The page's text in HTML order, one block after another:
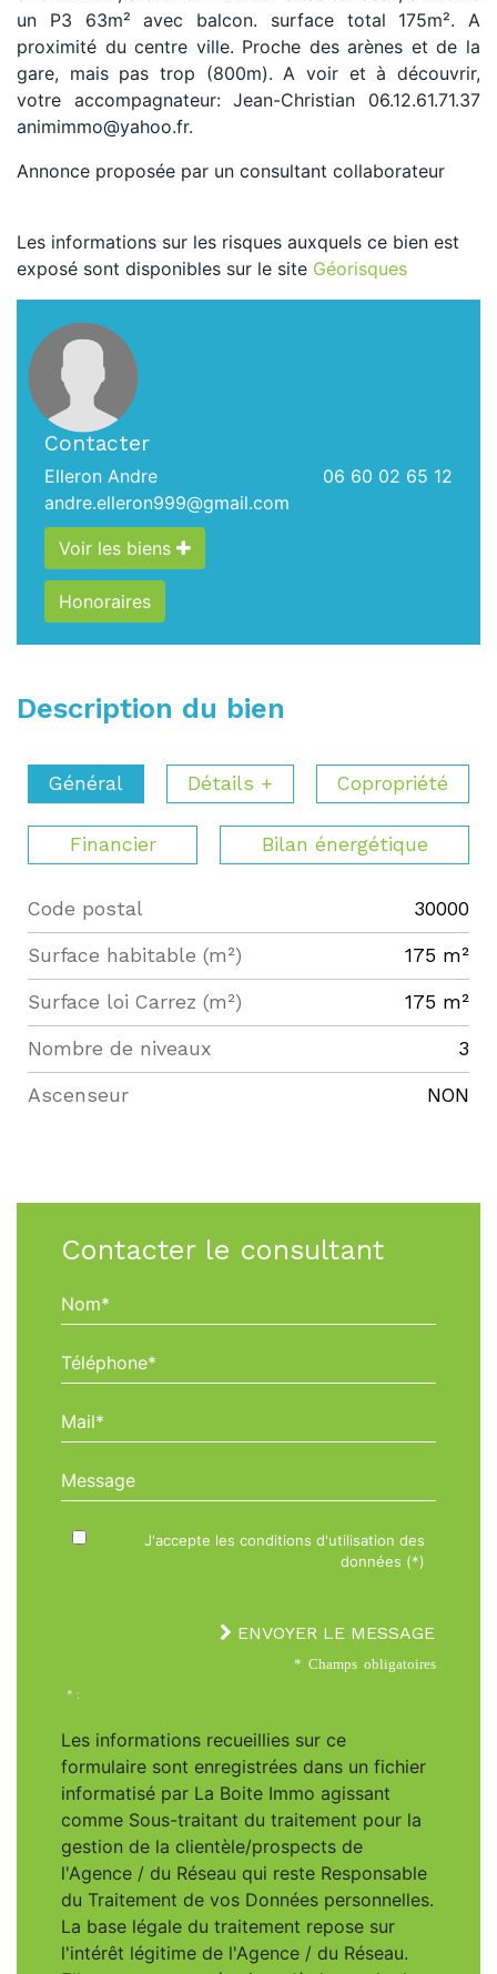
un P3 63m² avec balcon. surface total 175m². A
proximité du centre ville. Proche des arènes et de la
gare, mais pas trop (800m). A voir et à découvrir,
votre accompagnateur: Jean-Christian 06.12.61.71.37
animimmo@yahoo.fr.
Annonce proposée par un consultant collaborateur
Les informations sur les risques auxquels ce bien est
exposé sont disponibles sur le site Géorisques
Contacter
Elleron Andre
06 60 02 65 12
andre.elleron999@gmail.com
Voir les biens
Honoraires
Description du bien
Général Détails + Copropriété
Financier Bilan énergétique
Label Value
Code postal 30000
Surface habitable (m²) 175 m²
Surface loi Carrez (m²) 175 m²
Nombre de niveaux 3
Ascenseur NON
Contacter le consultant
Nom*
Téléphone*
Mail*
Message
J'accepte les conditions d'utilisation des
données (*)
ENVOYER LE MESSAGE
* Champs obligatoires
* :
Les informations recueillies sur ce
formulaire sont enregistrées dans un fichier
informatisé par La Boite Immo agissant
comme Sous-traitant du traitement pour la
gestion de la clientèle/prospects de
l'Agence / du Réseau qui reste Responsable
du Traitement de vos Données personnelles.
La base légale du traitement repose sur
l'intérêt légitime de l'Agence / du Réseau.